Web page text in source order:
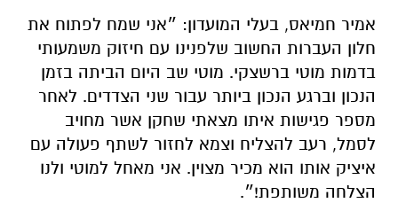
אמיר חמיאס, בעלי המועדון: ״אני שמח לפתוח את
חלון העברות החשוב שלפנינו עם חיזוק משמעותי
בדמות מוטי ברשצקי. מוטי שב היום הביתה בזמן
הנכון וברגע הנכון ביותר עבור שני הצדדים. לאחר
מספר פגישות איתו מצאתי שחקן אשר מחויב
לסמל, רעב להצליח וצמא לחזור לשתף פעולה עם
איציק אותו הוא מכיר מצוין. אני מאחל למוטי ולנו
הצלחה משותפת!״.